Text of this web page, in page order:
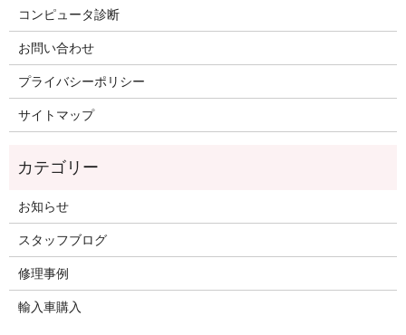
コンピュータ診断
お問い合わせ
プライバシーポリシー
サイトマップ
お知らせ
スタッフブログ
修理事例
輸入車購入